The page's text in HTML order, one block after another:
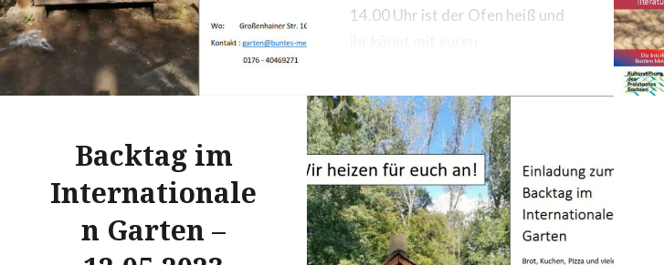
14.00 Uhr ist der Ofen heiß und
Kuchen oder Pizza zu uns
kommen und backen. Ort:
Internationaler Garten
(Großenhainer Straße 161,
Meißen)
Backtag im
Internationale
n Garten –